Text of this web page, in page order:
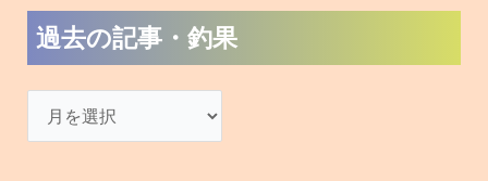
過去の記事・釣果